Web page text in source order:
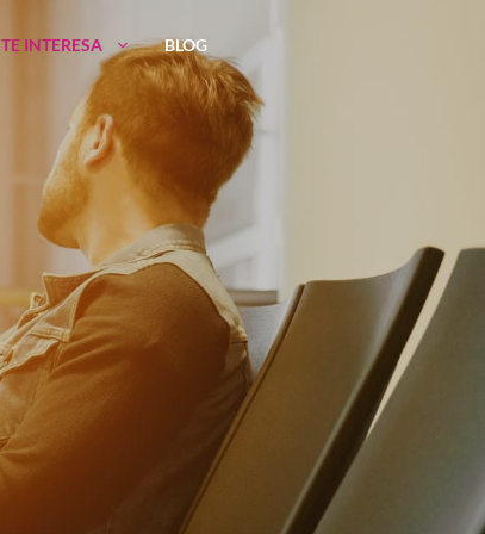
TE INTERESA
BLOG